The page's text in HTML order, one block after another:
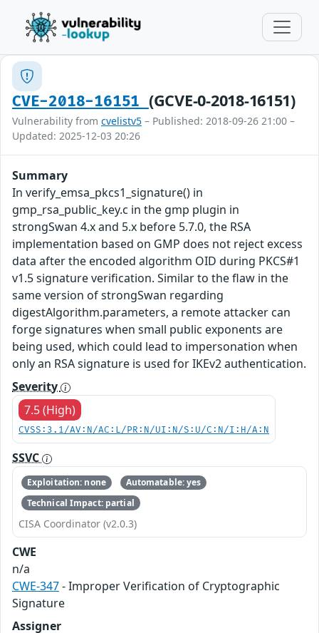
CVE-2018-16151 (GCVE-0-2018-16151)
Vulnerability from cvelistv5 – Published: 2018-09-26 21:00 –
Updated: 2025-12-03 20:26
Summary
In verify_emsa_pkcs1_signature() in
gmp_rsa_public_key.c in the gmp plugin in
strongSwan 4.x and 5.x before 5.7.0, the RSA
implementation based on GMP does not reject excess
data after the encoded algorithm OID during PKCS#1
v1.5 signature verification. Similar to the flaw in the
same version of strongSwan regarding
digestAlgorithm.parameters, a remote attacker can
forge signatures when small public exponents are
being used, which could lead to impersonation when
only an RSA signature is used for IKEv2 authentication.
Severity
7.5 (High)
CVSS:3.1/AV:N/AC:L/PR:N/UI:N/S:U/C:N/I:H/A:N
SSVC
Exploitation: none
Automatable: yes
Technical Impact: partial
CISA Coordinator (v2.0.3)
CWE
n/a
CWE-347- Improper Verification of Cryptographic
Signature
Assigner